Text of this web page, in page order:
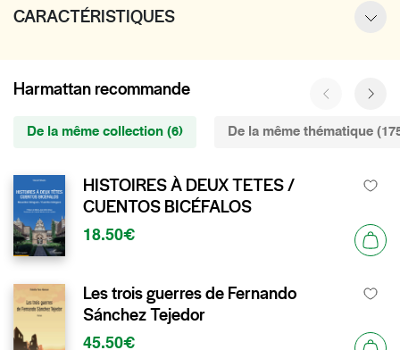
CARACTÉRISTIQUES
Harmattan recommande
De la même collection (6) De la même thématique
HISTOIRES À DEUX TETES /
CUENTOS BICÉFALOS
18.50€
Les trois guerres de Fernando
Sánchez Tejedor
45.50€